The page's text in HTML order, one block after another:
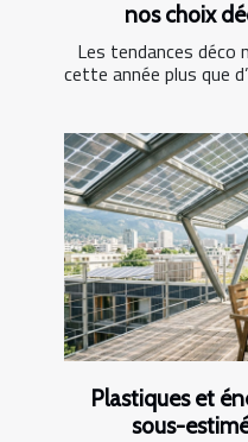
nos choix
Les tendances déco
cette année plus que
Plastiques et
sous-